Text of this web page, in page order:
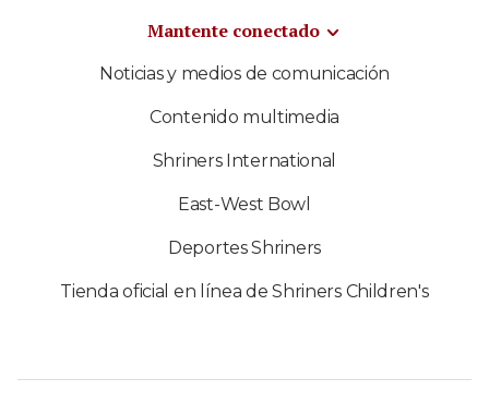
Mantente conectado
Noticias y medios de comunicación
Contenido multimedia
Shriners International
East-West Bowl
Deportes Shriners
Tienda oficial en línea de Shriners Children's